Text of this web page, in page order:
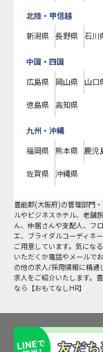
北陸・甲信越
新潟県 長野県 石川
中国・四国
広島県 岡山県 山口
徳島県 高知県
九州・沖縄
福岡県 熊本県 鹿児
佐賀県 沖縄県
豊能郡(大阪府)の管理部門
ルやビジネスホテル、老舗
ん、仲居さんや支配人、フ
エ、ブライダルコーディネ
ご用意しています。気にな
いただくか電話やメールで
の他の求人/採用情報に精通
求人をご紹介いたします。
なら【おもてなしHR】